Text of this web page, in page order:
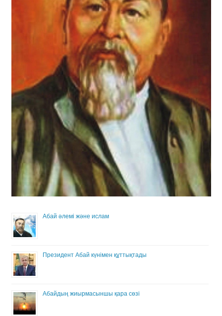
Абай әлемі және ислам
Президент Абай күнімен құттықтады
Абайдың жиырмасыншы қара сөзі